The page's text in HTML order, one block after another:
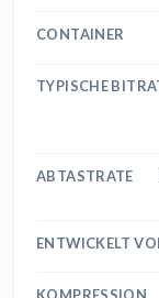
CONTAINER
TYPISCHE
ABTASTRATE
ENTWICKELT